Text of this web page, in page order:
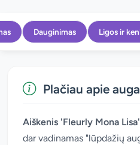
Dauginimas Ligos ir
Plačiau apie
Aiškenis 'Fleurly Mona Lisa'
dar vadinamas "lūpdažių